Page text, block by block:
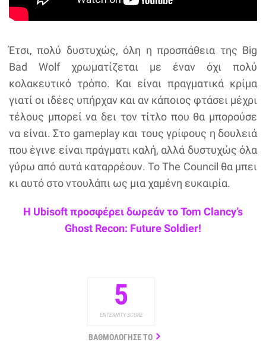
Έτσι, πολύ δυστυχώς, όλη η προσπάθεια της Big
Bad Wolf χρωματίζεται με έναν όχι πολύ
κολακευτικό τρόπο. Και είναι πραγματικά κρίμα
γιατί οι ιδέες υπήρχαν και αν κάποιος φτάσει μέχρι
τέλους μπορεί να δει τον τίτλο που θα μπορούσε
να είναι. Στο gameplay και τους γρίφους η δουλειά
που έγινε είναι πράγματι καλή, αλλά δυστυχώς όλα
γύρω από αυτά καταρρέουν. Το The Council θα μπει
κι αυτό στο ντουλάπι ως μια χαμένη ευκαιρία.
Η Ubisoft προσφέρει δωρεάν το Tom Clancy’s
Ghost Recon: Future Soldier!
5
ENTERNITY SCORE
ΒΑΘΜΟΛΟΓΗΣΕ ΤΟ